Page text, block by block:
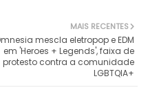
MAIS RECENTES
mescla eletropop e EDM
em 'Heroes + Legends', faixa de
protesto contra a comunidade
LGBTQIA+